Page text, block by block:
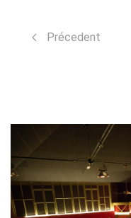
Précedent